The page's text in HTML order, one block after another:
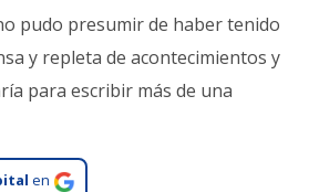
pudo presumir de haber tenido
y repleta de acontecimientos y
para escribir más de una
en